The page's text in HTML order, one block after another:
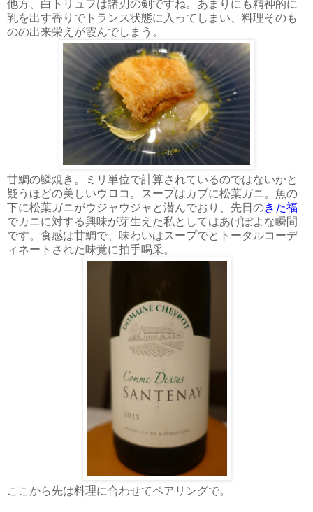
他方、白トリュフは諸刃の剣ですね。あまりにも精神的に
乳を出す香りでトランス状態に入ってしまい、料理そのも
のの出来栄えが霞んでしまう。
甘鯛の鱗焼き。ミリ単位で計算されているのではないかと
疑うほどの美しいウロコ。スープはカブに松葉ガニ。魚の
下に松葉ガニがウジャウジャと潜んでおり、先日のきた福
でカニに対する興味が芽生えた私としてはあげぽよな瞬間
です。食感は甘鯛で、味わいはスープでとトータルコーデ
ィネートされた味覚に拍手喝采。
ここから先は料理に合わせてペアリングで。